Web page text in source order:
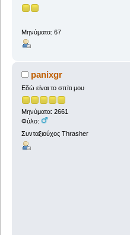
Μηνύματα: 67
panixgr
Εδώ είναι το σπίτι μου
Μηνύματα: 2661
Φύλο:
Συνταξιούχος Thrasher